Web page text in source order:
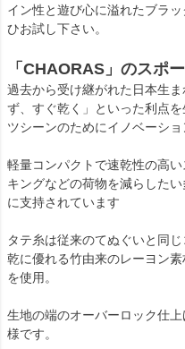
イン性と遊び心に溢れたブラ
ひお試し下さい。
「CHAORAS」のスポ
過去から受け継がれた日本生
ず、すぐ乾く」といった利点
ツシーンのためにイノベーシ
軽量コンパクトで速乾性の高
キングなどの荷物を減らした
に支持されています
タテ糸は従来のてぬぐいと同
乾に優れる竹由来のレーヨン
を使用。
生地の端のオーバーロック仕
様です。